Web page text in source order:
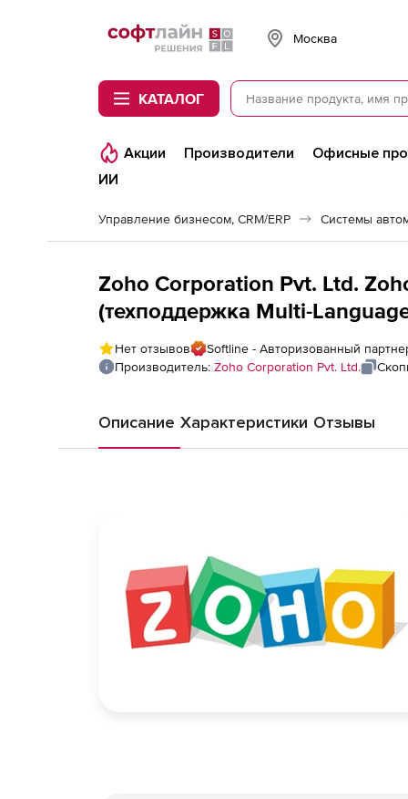
Softline
Москва
КАТАЛОГ
Акции Производители Офисные
ИИ
Управление бизнесом, CRM/ERP Системы
Zoho Corporation Pvt. Ltd.
(техподдержка Multi-
Licensing Model Annual), fee
Нет отзывов
Softline - Авторизованный
Производитель: Zoho Corporation Pvt. Ltd.
Описание Характеристики Отзывы